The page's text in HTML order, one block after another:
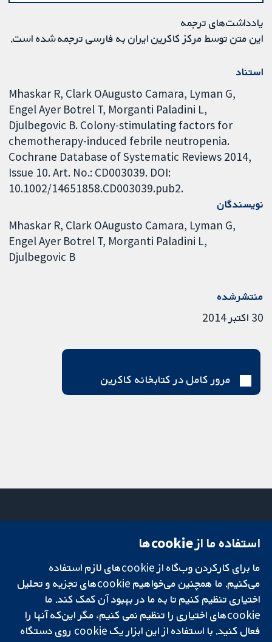
یادداشت‌های ترجمه
این متن توسط مرکز کاکرین ایران به فارسی ترجمه شده است.
استناد
Mhaskar R, Clark OAugusto Camara, Lyman G,
Engel Ayer Botrel T, Morganti Paladini L,
Djulbegovic B. Colony-stimulating factors for
chemotherapy-induced febrile neutropenia.
Cochrane Database of Systematic Reviews 2014,
Issue 10. Art. No.: CD003039. DOI:
10.1002/14651858.CD003039.pub2.
نویسندگان
Mhaskar R Clark OAugusto Camara Lyman G
Engel Ayer Botrel T Morganti Paladini L
Djulbegovic B
منتشرشده
30 اکتبر 2014
مرور کامل در کتابخانه کاکرین
تحقیقات قابل
اعتماد.
تصمیم‌گیری آگاهانه.
سلامت بهتر.
میدان کاوندیش
لندن
W1G 0AN
بریتانیا
دفتر رسانه‌ای
درباره ما
فرصت‌های
شغلی
Cochrane
Library
استفاده ما از cookie‌ها
ما برای کارکردن وب‌گاه از cookie‌های لازم استفاده
می‌کنیم. ما همچنین می‌خواهیم cookie‌های تجزیه و تحلیل
اختیاری تنظیم کنیم تا به ما در بهبود آن کمک کند. ما
cookie‌های اختیاری را تنظیم نمی کنیم، مگر این‌که آنها را
فعال کنید. با استفاده از این ابزار یک cookie‌ روی دستگاه